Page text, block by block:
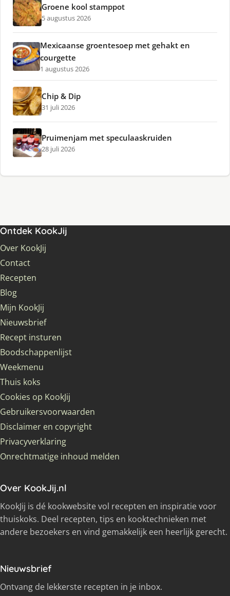
Groene kool stamppot
5 augustus 2026
Mexicaanse groentesoep met gehakt en
courgette
1 augustus 2026
Chip & Dip
31 juli 2026
Pruimenjam met speculaaskruiden
28 juli 2026
Ontdek KookJij
Over KookJij
Contact
Recepten
Blog
Mijn KookJij
Nieuwsbrief
Recept insturen
Boodschappenlijst
Weekmenu
Thuis koks
Cookies op KookJij
Gebruikersvoorwaarden
Disclaimer en copyright
Privacyverklaring
Onrechtmatige inhoud melden
Over KookJij.nl
KookJij is dé kookwebsite vol recepten en inspiratie voor
thuiskoks. Deel recepten, tips en kooktechnieken met
andere bezoekers en vind gemakkelijk een heerlijk gerecht.
Nieuwsbrief
Ontvang de lekkerste recepten in je inbox.